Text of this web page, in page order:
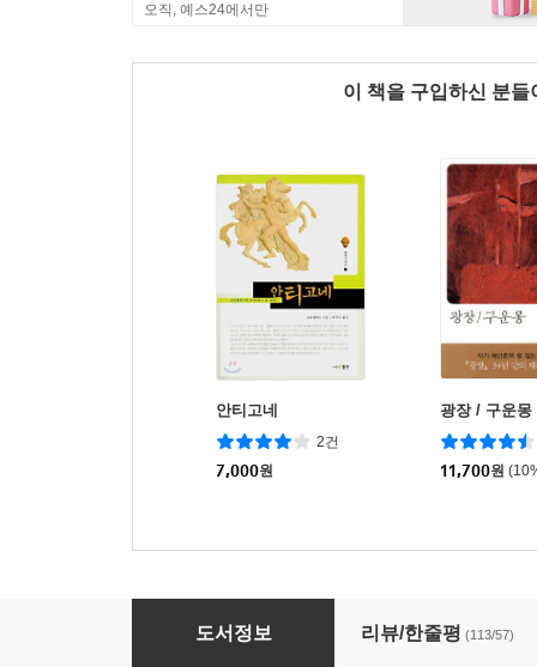
오직, 예스24에서만
이 책을 구입하신 분
안티고네
2건
7,000원
광장 / 구운몽
11,700원
이것이 인간인가
도서정보 리뷰/한줄평 (113/57)